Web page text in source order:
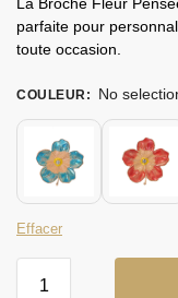
parfaite pour
toute occasion.
COULEUR : No
Effacer